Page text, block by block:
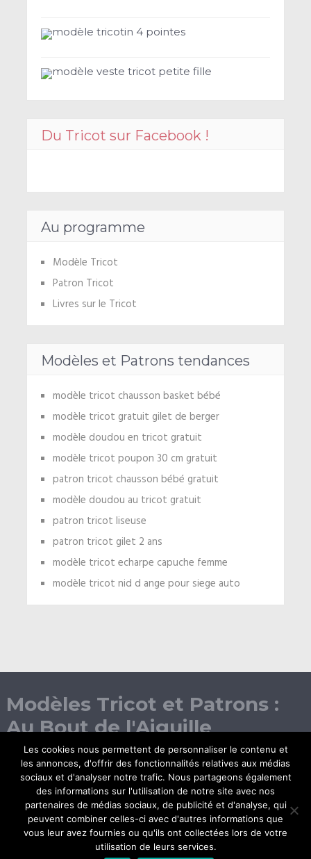
modèle tricotin 4 pointes
modèle veste tricot petite fille
Du Tricot sur Facebook !
Au programme
Modèle Tricot
Patron Tricot
Livres sur le Tricot
Modèles et Patrons tendances
modèle tricot chausson basket bébé
modèle tricot gratuit gilet de berger
modèle doudou en tricot gratuit
modèle tricot poupon 30 cm gratuit
patron tricot chausson bébé gratuit
modèle doudou au tricot gratuit
patron tricot liseuse
patron tricot gilet 2 ans
modèle tricot echarpe capuche femme
modèle tricot nid d ange pour siege auto
Modèles Tricot et Patrons :
Au Bout de l'Aiguille
Les cookies nous permettent de personnaliser le contenu et
les annonces, d'offrir des fonctionnalités relatives aux médias
sociaux et d'analyser notre trafic. Nous partageons également
des informations sur l'utilisation de notre site avec nos
partenaires de médias sociaux, de publicité et d'analyse, qui
peuvent combiner celles-ci avec d'autres informations que
vous leur avez fournies ou qu'ils ont collectées lors de votre
utilisation de leurs services.